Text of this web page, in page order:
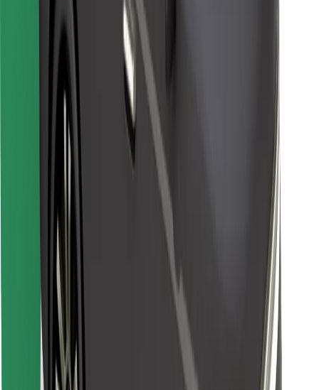
Sąlygos
Automobilis atvyks per kelias minutes!
Atsisiųsti programėlę „Bolt“
Raskite savo mėgstamą maistą!
Atsisiųsti programėlę „Bolt Food“